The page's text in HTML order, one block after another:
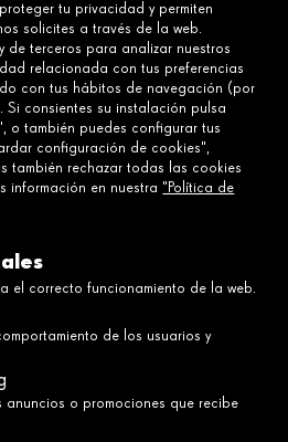
construyendo un
tu privacidad y permiten
solicites a través de la web.
de terceros para analizar nuestros
relacionada con tus preferencias
con tus hábitos de navegación (por
Si consientes su instalación pulsa
o también puedes configurar tus
configuración de cookies",
también rechazar todas las cookies
información en nuestra "Política de
el correcto funcionamiento de la web.
de los usuarios y
anuncios o promociones que recibe